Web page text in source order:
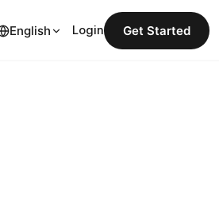
English Login Get Started